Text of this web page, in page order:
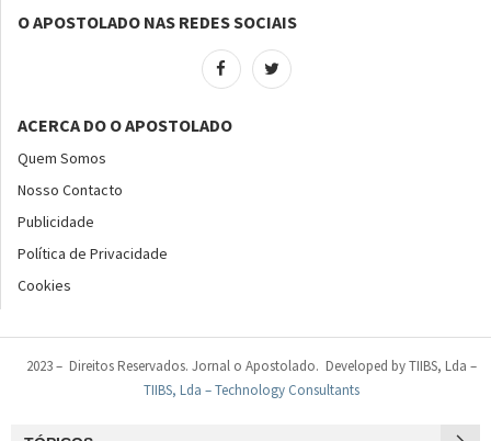
O APOSTOLADO NAS REDES SOCIAIS
ACERCA DO O APOSTOLADO
Quem Somos
Nosso Contacto
Publicidade
Política de Privacidade
Cookies
2023 – Direitos Reservados. Jornal o Apostolado. Developed by TIIBS, Lda –
TIIBS, Lda – Technology Consultants